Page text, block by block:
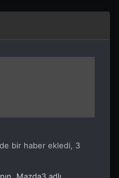
bir haber ekledi, 3